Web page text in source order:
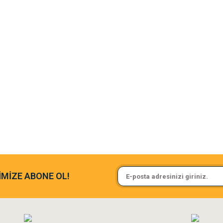
ve paketlemesine bayıldım
Sa**** On******
Pamuk için aradığım tüm
ABONE OL!